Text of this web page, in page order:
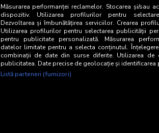
Măsurarea performanței reclamelor. Stocarea și/sau
dispozitiv. Utilizarea profilurilor pentru
Dezvoltarea și îmbunătățirea serviciilor. Crearea
Utilizarea profilurilor pentru selectarea publicității
pentru publicitate personalizată. Măsurarea
datelor limitate pentru a selecta conținutul.
combinații de date din surse diferite. Utilizarea de
publicitatea. Date precise de geolocație și
Listă parteneri (furnizori)